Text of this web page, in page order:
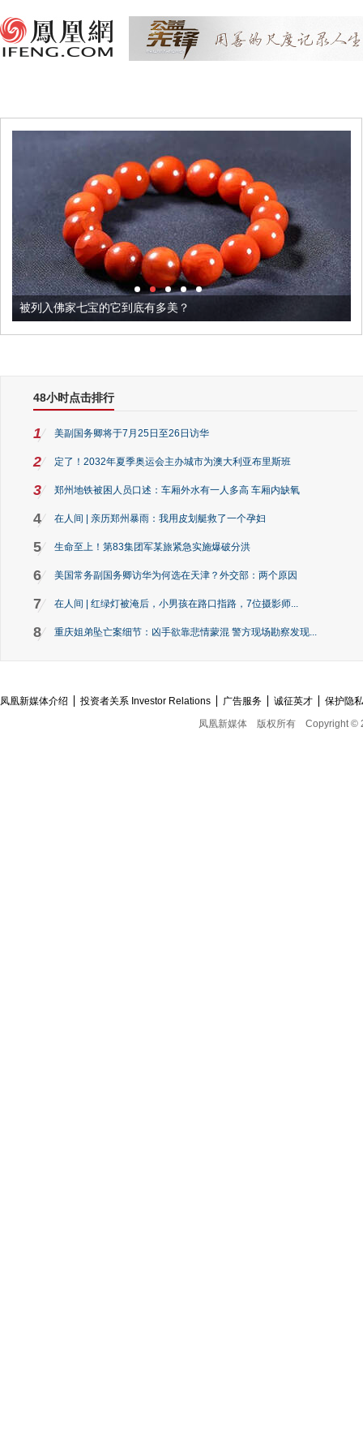
被列入佛家七宝的它到底有多美？
48小时点击排行
1 美副国务卿将于7月25日至26日访华
2 定了！2032年夏季奥运会主办城市为澳大利亚布里斯班
3 郑州地铁被困人员口述：车厢外水有一人多高 车厢内缺氧
4 在人间 | 亲历郑州暴雨：我用皮划艇救了一个孕妇
5 生命至上！第83集团军某旅紧急实施爆破分洪
6 美国常务副国务卿访华为何选在天津？外交部：两个原因
7 在人间 | 红绿灯被淹后，小男孩在路口指路，7位摄影师...
8 重庆姐弟坠亡案细节：凶手欲靠悲情蒙混 警方现场勘察发现...
凤凰新媒体介绍 投资者关系 Investor Relations 广告服务 诚征英才
保护隐
凤凰新媒体
版权所有 Copyright ©